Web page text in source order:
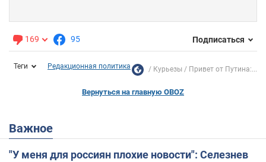
169 95 Подписаться
Теги Редакционная политика Курьезы Привет от Путина:...
Вернуться на главную OBOZ
Важное
"У меня для россиян плохие новости": Селезнев